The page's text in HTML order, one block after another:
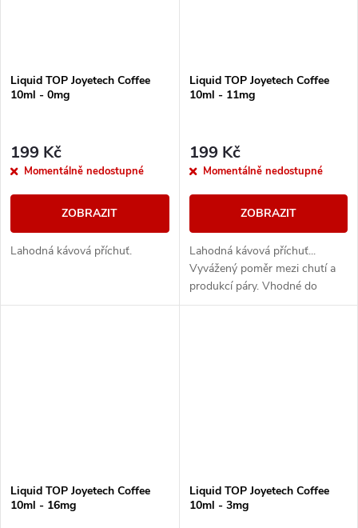
Liquid TOP Joyetech Coffee
10ml - 0mg
199 Kč
Momentálně nedostupné
ZOBRAZIT
Lahodná kávová příchuť.
Liquid TOP Joyetech Coffee
10ml - 11mg
199 Kč
Momentálně nedostupné
ZOBRAZIT
Lahodná kávová příchuť...
Vyvážený poměr mezi chutí a
produkcí páry. Vhodné do
všech typů e-cigaret
Liquid TOP Joyetech Coffee
10ml - 16mg
Liquid TOP Joyetech Coffee
10ml - 3mg